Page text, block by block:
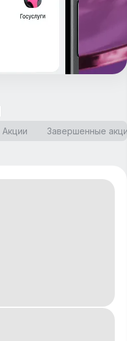
Акции Завершенные